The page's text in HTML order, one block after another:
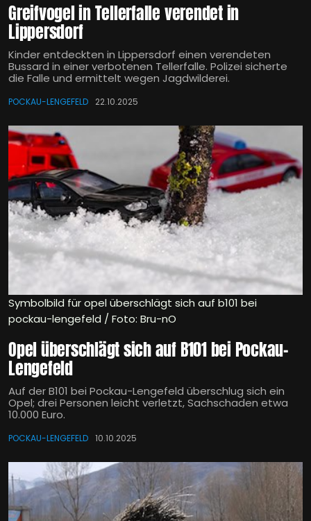
Greifvogel in Tellerfalle verendet in
Lippersdorf
Kinder entdeckten in Lippersdorf einen verendeten
Bussard in einer verbotenen Tellerfalle. Polizei sicherte
die Falle und ermittelt wegen Jagdwilderei.
POCKAU-LENGEFELD 22.10.2025
Symbolbild für opel überschlägt sich auf b101 bei
pockau-lengefeld / Foto: Bru-nO
Opel überschlägt sich auf B101 bei Pockau-
Lengefeld
Auf der B101 bei Pockau-Lengefeld überschlug sich ein
Opel; drei Personen leicht verletzt, Sachschaden etwa
10.000 Euro.
POCKAU-LENGEFELD 10.10.2025